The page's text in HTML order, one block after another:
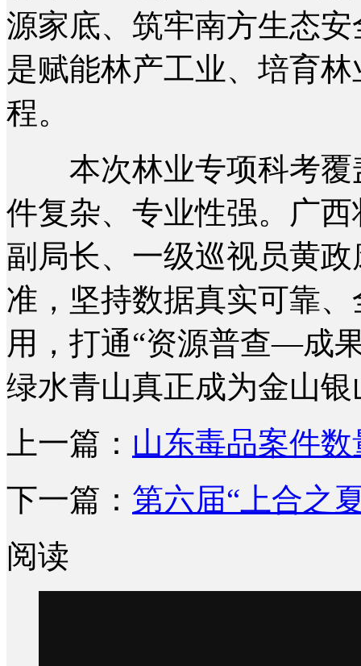
源家底、筑牢南方生态
是赋能林产工业、培育
程。
本次林业专项科考覆
件复杂、专业性强。广
副局长、一级巡视员黄
准，坚持数据真实可靠
用，打通“资源普查—成
绿水青山真正成为金山
上一篇： 山东毒品案件
下一篇： 第六届“上合之
阅读